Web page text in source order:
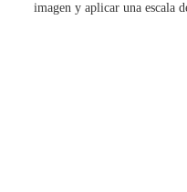
imagen y aplicar una escala